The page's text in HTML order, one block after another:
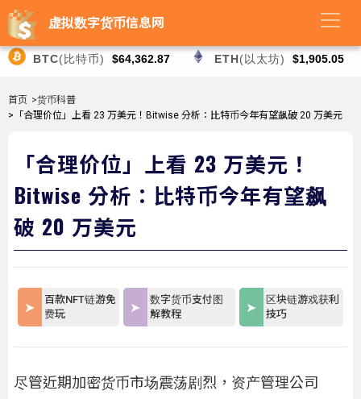
虚拟数字货币信息网
BTC(比特币) $64,362.87 ETH(以太坊) $1,905.05
首页 >货币科普
>「合理价位」上看 23 万美元！Bitwise 分析：比特币今年有望飙破 20 万美元
「合理价位」上看 23 万美元！
Bitwise 分析：比特币今年有望飙
破 20 万美元
百款NFT链游免
费玩
数字货币支付图
解教程
区块链游戏获利
技巧
尽管近期加密货币市场震荡剧烈，资产管理公司